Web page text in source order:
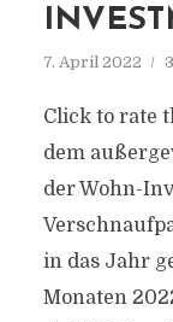
7. April 2022
Click to rate
dem
der Wohn-
in das Jahr
Monaten